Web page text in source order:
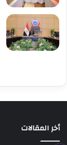
أخر المقالات